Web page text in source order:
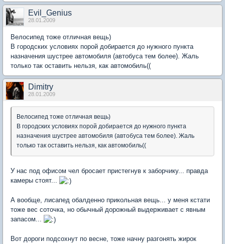
Evil_Genius
28.01.2009
Велосипед тоже отличная вещь)
В городских условиях порой добирается до нужного пункта
назначения шустрее автомобиля (автобуса тем более). Жаль
только так оставить нельзя, как автомобиль((
Dimitry
28.01.2009
Велосипед тоже отличная вещь)
В городских условиях порой добирается до нужного пункта
назначения шустрее автомобиля (автобуса тем более). Жаль
только так оставить нельзя, как автомобиль((
У нас под офисом чел бросает пристегнув к заборчику... правда
камеры стоят...
А вообще, лисапед обалденно прикольная вещь... у меня кстати
тоже вес соточка, но обычный дорожный выдерживает с явным
запасом...
Вот дороги подсохнут по весне, тоже начну разгонять жирок